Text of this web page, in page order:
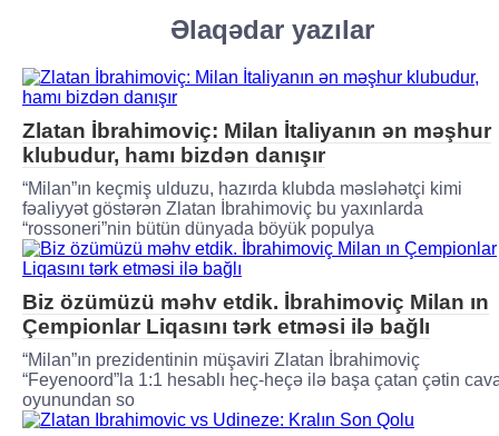
Əlaqədar yazılar
Zlatan İbrahimoviç: Milan İtaliyanın ən məşhur
klubudur, hamı bizdən danışır
“Milan”ın keçmiş ulduzu, hazırda klubda məsləhətçi kimi
fəaliyyət göstərən Zlatan İbrahimoviç bu yaxınlarda
“rossoneri”nin bütün dünyada böyük populya
Biz özümüzü məhv etdik. İbrahimoviç Milan ın
Çempionlar Liqasını tərk etməsi ilə bağlı
“Milan”ın prezidentinin müşaviri Zlatan İbrahimoviç
“Feyenoord”la 1:1 hesablı heç-heçə ilə başa çatan çətin
oyunundan so